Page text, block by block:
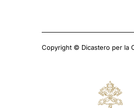
Copyright © Dicastero per la